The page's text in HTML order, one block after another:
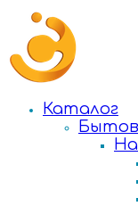
Каталог